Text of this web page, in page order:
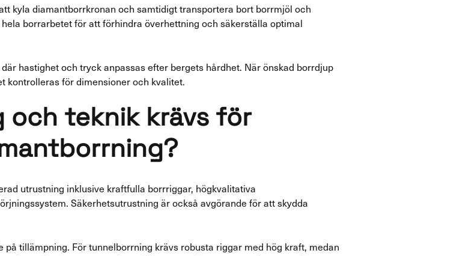
kyla diamantborrkronan och samtidigt transportera bort borrmjöl och
borrarbetet för att förhindra överhettning och säkerställa optimal
hastighet och tryck anpassas efter bergets hårdhet. När önskad borrdjup
kontrolleras för dimensioner och kvalitet.
och teknik krävs för
utrustning inklusive kraftfulla borrriggar, högkvalitativa
Säkerhetsutrustning är också avgörande för att skydda
tillämpning. För tunnelborrning krävs robusta riggar med hög kraft, medan